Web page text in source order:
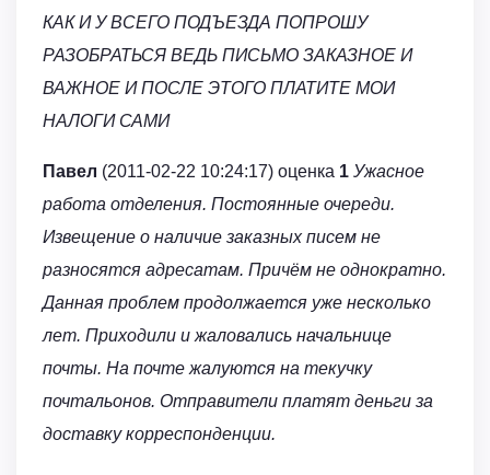
КАК И У ВСЕГО ПОДЪЕЗДА ПОПРОШУ
РАЗОБРАТЬСЯ ВЕДЬ ПИСЬМО ЗАКАЗНОЕ И
ВАЖНОЕ И ПОСЛЕ ЭТОГО ПЛАТИТЕ МОИ
НАЛОГИ САМИ
Павел (2011-02-22 10:24:17) оценка 1 Ужасное
работа отделения. Постоянные очереди.
Извещение о наличие заказных писем не
разносятся адресатам. Причём не однократно.
Данная проблем продолжается уже несколько
лет. Приходили и жаловались начальнице
почты. На почте жалуются на текучку
почтальонов. Отправители платят деньги за
доставку корреспонденции.